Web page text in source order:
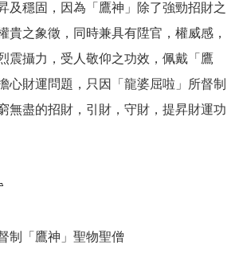
及穩固，因為「鷹神」除了強勁招財之
貴之象徵，同時兼具有陞官，權威感，
震攝力，受人敬仰之功效，佩戴「鷹
心財運問題，只因「龍婆屈啦」所督制
無盡的招財，引財，守財，提昇財運功
制「鷹神」聖物聖僧